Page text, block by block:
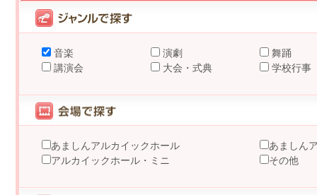
音楽 演劇
舞踊
講演会
大会・式典 学校行事
あましんアルカイックホール
あましん
アルカイックホール・ミニ
その他